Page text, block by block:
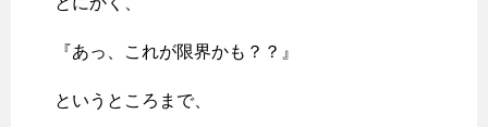
『あっ、これが限界かも？？』
というところまで、